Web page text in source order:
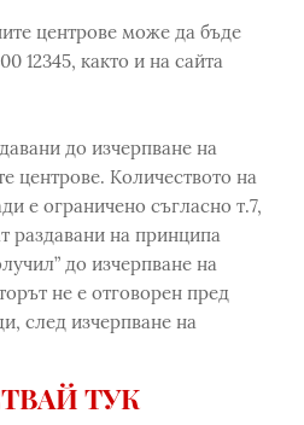
центрове може да бъде
12345, както и на сайта
до изчерпване на
центрове. Количеството на
е ограничено съгласно т.7,
раздавани на принципа
до изчерпване на
не е отговорен пред
след изчерпване на
ТУК